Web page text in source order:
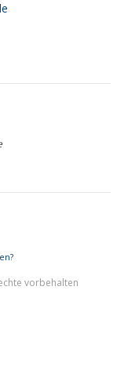
vorbehalten